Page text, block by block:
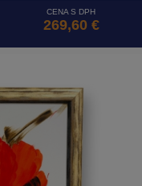
CENA S DPH
269,60 €